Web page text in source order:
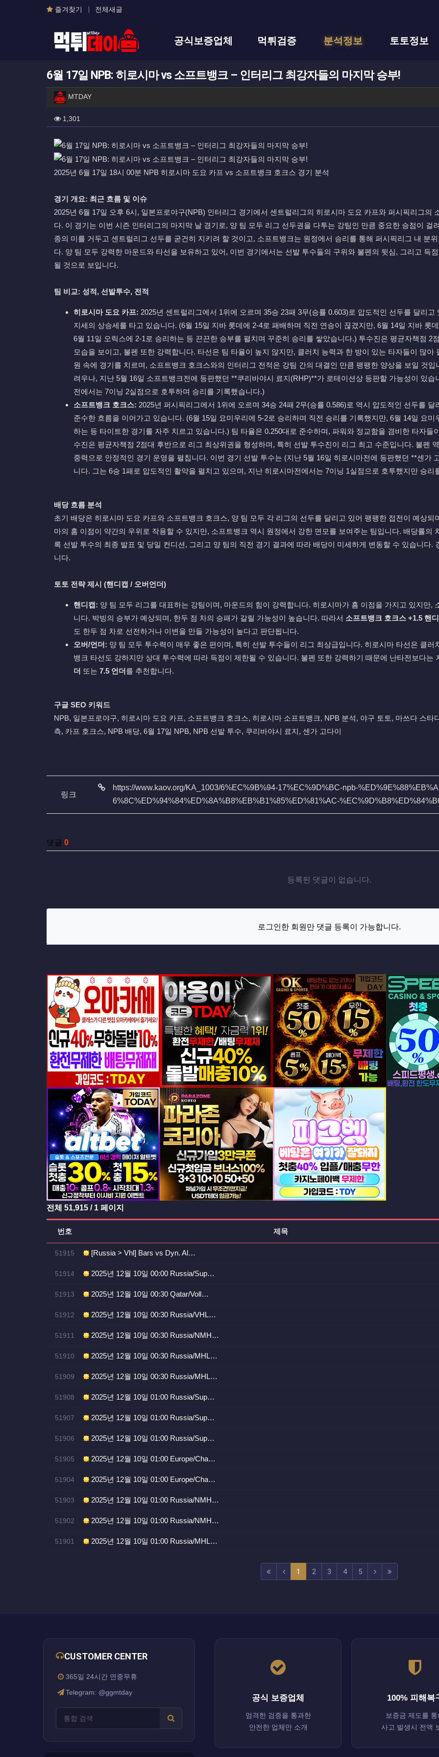
즐겨찾기 전체새글
메인 메뉴
공식보증업체 먹튀검증 분석정보 토토정보
6월 17일 NPB: 히로시마 vs 소프트뱅크 – 인터리그 최강자들의 마지막 승부!
작성자 정보
MTDAY작성
컨텐츠 정보
1,301
본문
2025년 6월 17일 18시 00분 NPB 히로시마 도요 카프 vs 소프트뱅크 호크스 경기 분석
경기 개요: 최근 흐름 및 이슈
2025년 6월 17일 오후 6시, 일본프로야구(NPB) 인터리그 경기에서 센트럴리그의 히로시마 도요 카프와 퍼시픽리그의
다. 이 경기는 이번 시즌 인터리그의 마지막 날 경기로, 양 팀 모두 리그 선두권을 다투는 강팀인 만큼 중요한 승점이 걸
종의 미를 거두고 센트럴리그 선두를 굳건히 지키려 할 것이고, 소프트뱅크는 원정에서 승리를 통해 퍼시픽리그 내 분
다. 양 팀 모두 강력한 마운드와 타선을 보유하고 있어, 이번 경기에서는 선발 투수들의 구위와 불펜의 뒷심, 그리고 득
될 것으로 보입니다.
팀 비교: 성적, 선발투수, 전적
히로시마 도요 카프: 2025년 센트럴리그에서 1위에 오르며 35승 23패 3무(승률 0.603)로 압도적인 선두를 달리
지세의 상승세를 타고 있습니다. (6월 15일 지바 롯데에 2-4로 패배하며 직전 연승이 끊겼지만, 6월 14일 지바 롯
6월 11일 오릭스에 2-1로 승리하는 등 끈끈한 승부를 펼치며 꾸준히 승리를 쌓았습니다.) 투수진은 평균자책점 2
모습을 보이고, 불펜 또한 강력합니다. 타선은 팀 타율이 높지 않지만, 클러치 능력과 한 방이 있는 타자들이 많
원 속에 경기를 치르며, 소프트뱅크 호크스와의 인터리그 전적은 강팀 간의 대결인 만큼 팽팽한 양상을 보일 것
려우나, 지난 5월 16일 소프트뱅크전에 등판했던 **쿠리바야시 료지(RHP)**가 로테이션상 등판할 가능성이 있
전에서는 7이닝 2실점으로 호투하며 승리를 기록했습니다.)
소프트뱅크 호크스: 2025년 퍼시픽리그에서 1위에 오르며 34승 24패 2무(승률 0.586)로 역시 압도적인 선두를
준수한 흐름을 이어가고 있습니다. (6월 15일 요미우리에 5-2로 승리하며 직전 승리를 기록했지만, 6월 14일 요
하는 등 타이트한 경기를 자주 치르고 있습니다.) 팀 타율은 0.250대로 준수하며, 파워와 정교함을 겸비한 타자들
수진은 평균자책점 2점대 후반으로 리그 최상위권을 형성하며, 특히 선발 투수진이 리그 최고 수준입니다. 불펜
중력으로 안정적인 경기 운영을 펼칩니다. 이번 경기 선발 투수는 (지난 5월 16일 히로시마전에 등판했던 **센가
니다. 그는 6승 1패로 압도적인 활약을 펼치고 있으며, 지난 히로시마전에서는 7이닝 1실점으로 호투했지만 승리
배당 흐름 분석
초기 배당은 히로시마 도요 카프와 소프트뱅크 호크스, 양 팀 모두 각 리그의 선두를 달리고 있어 팽팽한 접전이 예상
마의 홈 이점이 약간의 우위로 작용할 수 있지만, 소프트뱅크 역시 원정에서 강한 면모를 보여주는 팀입니다. 배당률의
록 선발 투수의 최종 발표 및 당일 컨디션, 그리고 양 팀의 직전 경기 결과에 따라 배당이 미세하게 변동할 수 있습니다.
니다.
토토 전략 제시 (핸디캡 / 오버언더)
핸디캡: 양 팀 모두 리그를 대표하는 강팀이며, 마운드의 힘이 강력합니다. 히로시마가 홈 이점을 가지고 있지만,
니다. 박빙의 승부가 예상되며, 한두 점 차의 승패가 갈릴 가능성이 높습니다. 따라서 소프트뱅크 호크스 +1.5 핸
도 한두 점 차로 선전하거나 이변을 만들 가능성이 높다고 판단됩니다.
오버/언더: 양 팀 모두 투수력이 매우 좋은 편이며, 특히 선발 투수들이 리그 최상급입니다. 히로시마 타선은 클
뱅크 타선도 강하지만 상대 투수력에 따라 득점이 제한될 수 있습니다. 불펜 또한 강력하기 때문에 난타전보다
더 또는 7.5 언더를 추천합니다.
구글 SEO 키워드
NPB, 일본프로야구, 히로시마 도요 카프, 소프트뱅크 호크스, 히로시마 소프트뱅크, NPB 분석, 야구 토토, 마쓰다 스
측, 카프 호크스, NPB 배당, 6월 17일 NPB, NPB 선발 투수, 쿠리바야시 료지, 센가 고다이
링크
https://www.kaov.org/KA_1003/6%EC%9B%94-17%EC%9D%BC-npb-
6%8C%ED%94%84%ED%8A%B8%EB%B1%85%ED%81%AC-
댓글 0
등록된 댓글이 없습니다.
로그인한 회원만 댓글 등록이 가능합니다.
등록일 등록일 등록일
전체 51,915/ 1 페이지
번호 제목
번호
51915 [Russia > Vhl] Bars vs Dyn. Al…
번호
51914 2025년 12월 10일 00:00 Russia/Sup…
번호
51913 2025년 12월 10일 00:30 Qatar/Voll…
번호
51912 2025년 12월 10일 00:30 Russia/VHL…
번호
51911 2025년 12월 10일 00:30 Russia/NMH…
번호
51910 2025년 12월 10일 00:30 Russia/MHL…
번호
51909 2025년 12월 10일 00:30 Russia/MHL…
번호
51908 2025년 12월 10일 01:00 Russia/Sup…
번호
51907 2025년 12월 10일 01:00 Russia/Sup…
번호
51906 2025년 12월 10일 01:00 Russia/Sup…
번호
51905 2025년 12월 10일 01:00 Europe/Cha…
번호
51904 2025년 12월 10일 01:00 Europe/Cha…
번호
51903 2025년 12월 10일 01:00 Russia/NMH…
번호
51902 2025년 12월 10일 01:00 Russia/NMH…
번호
51901 2025년 12월 10일 01:00 Russia/MHL…
1 (current)
2 3 4 5 (next)
CUSTOMER CENTER
365일 24시간 연중무휴
Telegram: @ggmtday
공식 보증업체
엄격한 검증을 통과한
안전한 업체만 소개
100% 피해복
보증금 제도를 통
사고 발생시 전액